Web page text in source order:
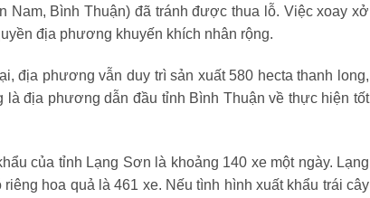
Nam, Bình Thuận) đã tránh được thua lỗ. Việc xoay xở
địa phương khuyến khích nhân rộng.
địa phương vẫn duy trì sản xuất 580 hecta thanh long,
là địa phương dẫn đầu tỉnh Bình Thuận về thực hiện tốt
của tỉnh Lạng Sơn là khoảng 140 xe một ngày. Lạng
hoa quả là 461 xe. Nếu tình hình xuất khẩu trái cây